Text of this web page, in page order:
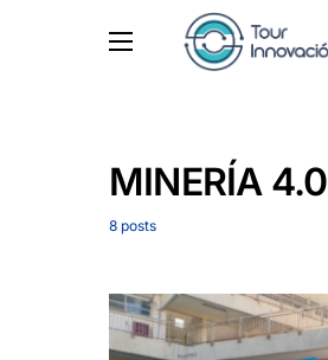
MINERÍA 4.0
8 posts